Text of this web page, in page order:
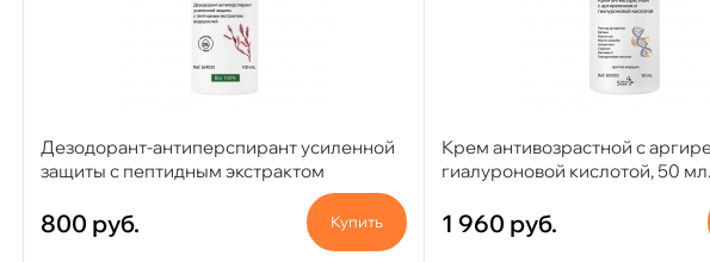
Дезодорант-антиперспирант усиленной
защиты с пептидным экстрактом
800 руб. Купить
Крем антивозрастной с
гиалуроновой кислотой, 50 мл.
1 960 руб.